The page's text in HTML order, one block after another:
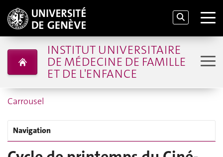
INSTITUT UNIVERSITAIRE
DE MÉDECINE DE FAMILLE
ET DE L'ENFANCE
Carrousel
Navigation